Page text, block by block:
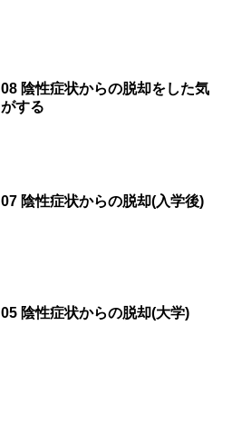
08 陰性症状からの脱却をした気
がする
07 陰性症状からの脱却(入学後)
05 陰性症状からの脱却(大学)